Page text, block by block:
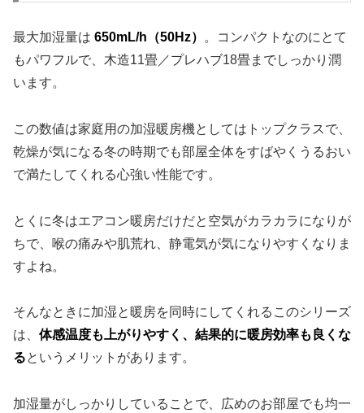
最大加湿量は 650mL/h（50Hz）
。コンパクトなのにとて
もパワフルで、木造11畳／プレハブ18畳までしっかり潤
います。
この数値は家庭用の加湿暖房機としてはトップクラスで、
乾燥が気になる冬の時期でも部屋全体をすばやくうるおい
で満たしてくれる心強い性能です。
とくに冬はエアコン暖房だけだと空気がカラカラになりが
ちで、喉の痛みや肌荒れ、静電気が気になりやすくなりま
すよね。
そんなときに加湿と暖房を同時にしてくれるこのシリーズ
は、 体感温度も上がりやすく、結果的に暖房効率も良くな
るというメリットがあります。
加湿量がしっかりしていることで、広めのお部屋でも均一